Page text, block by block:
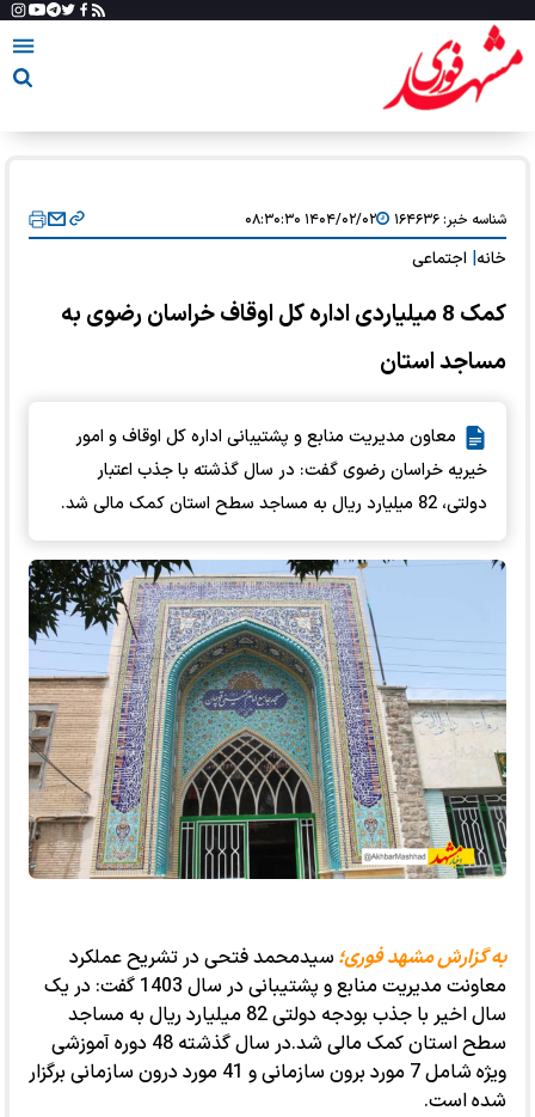
شناسه خبر:۱۶۴۶۳۶ ۱۴۰۴/۰۲/۰۲ ۰۸:۳۰:۳۰
خانه اجتماعی
کمک 8 میلیاردی اداره کل اوقاف خراسان رضوی به
مساجد استان
معاون مدیریت منابع و پشتیبانی اداره کل اوقاف و امور
خیریه خراسان رضوی گفت: در سال گذشته با جذب اعتبار
دولتی، 82 میلیارد ریال به مساجد سطح استان کمک مالی شد.
به گزارش مشهد فوری؛ سیدمحمد فتحی در تشریح عملکرد
معاونت مدیریت منابع و پشتیبانی در سال 1403 گفت: در یک
سال اخیر با جذب بودجه دولتی 82 میلیارد ریال به مساجد
سطح استان کمک مالی شد.در سال گذشته 48 دوره آموزشی
ویژه شامل 7 مورد برون سازمانی و 41 مورد درون سازمانی برگزار
شده است.